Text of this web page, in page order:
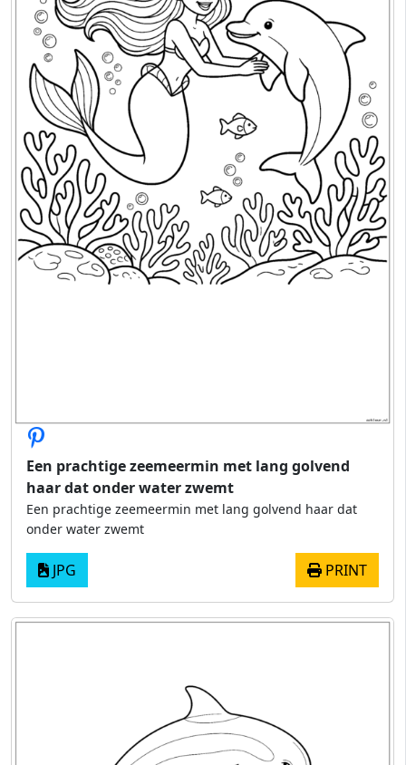
Een prachtige zeemeermin met lang golvend
haar dat onder water zwemt
Een prachtige zeemeermin met lang golvend haar dat
onder water zwemt
JPG PRINT